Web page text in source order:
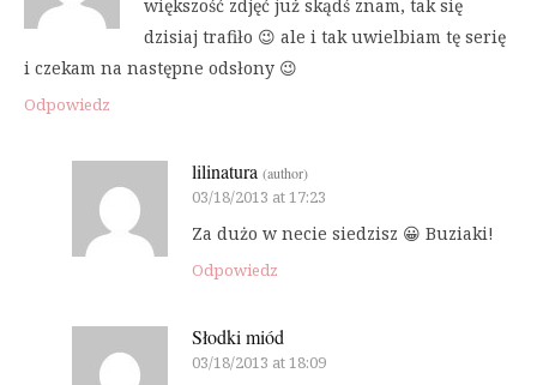
większość zdjęć już skądś znam, tak się
dzisiaj trafiło 😉 ale i tak uwielbiam tę serię
i czekam na następne odsłony 😉
Odpowiedz
lilinatura (author)
03/18/2013 at 17:23
Za dużo w necie siedzisz 😀 Buziaki!
Odpowiedz
Słodki miód
03/18/2013 at 18:09